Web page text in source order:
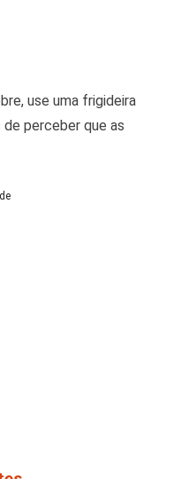
use uma frigideira
perceber que as